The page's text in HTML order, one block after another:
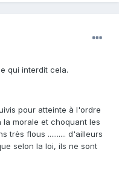
qui interdit cela.
pour atteinte à l'ordre
la morale et choquant les
très flous .......... d'ailleurs
selon la loi, ils ne sont